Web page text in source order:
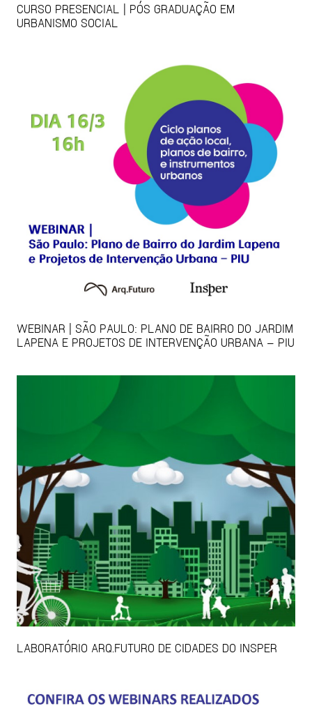
CURSO PRESENCIAL | PÓS GRADUAÇÃO EM
URBANISMO SOCIAL
WEBINAR | SÃO PAULO: PLANO DE BAIRRO DO JARDIM
LAPENA E PROJETOS DE INTERVENÇÃO URBANA – PIU
LABORATÓRIO ARQ.FUTURO DE CIDADES DO INSPER